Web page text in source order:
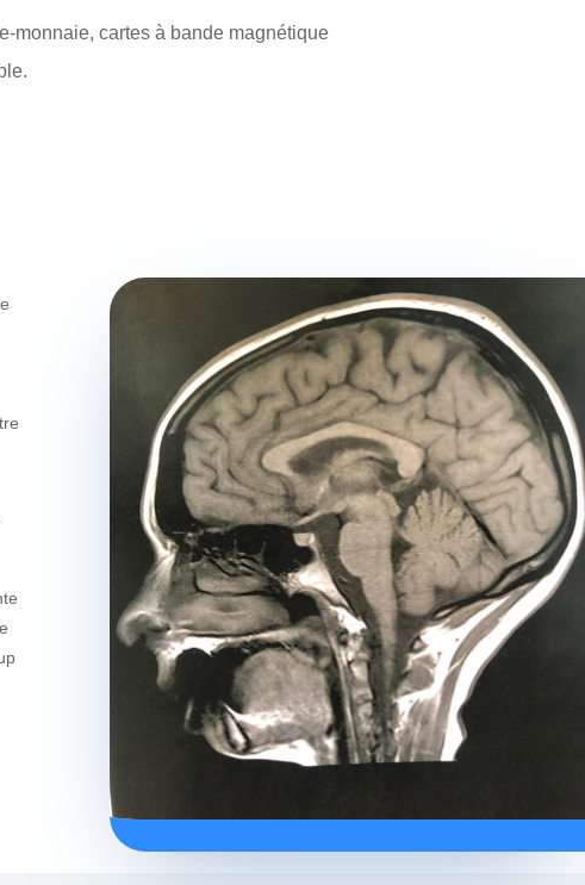
monnaie, cartes à bande magnétique